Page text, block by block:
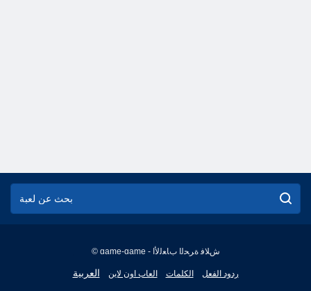
© game-game - ﺵﻼ ﻓ ﺓﺮﺤﻟﺍ ﺏﺎﻌﻟﻷ ﺍ
العربية
English
العاب اون لاين الكلمات ردود الفعل